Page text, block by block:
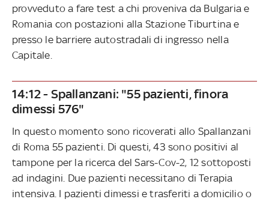
provveduto a fare test a chi proveniva da Bulgaria e
Romania con postazioni alla Stazione Tiburtina e
presso le barriere autostradali di ingresso nella
Capitale.
14:12 - Spallanzani: "55 pazienti, finora
dimessi 576"
In questo momento sono ricoverati allo Spallanzani
di Roma 55 pazienti. Di questi, 43 sono positivi al
tampone per la ricerca del Sars-Cov-2, 12 sottoposti
ad indagini. Due pazienti necessitano di Terapia
intensiva. I pazienti dimessi e trasferiti a domicilio o